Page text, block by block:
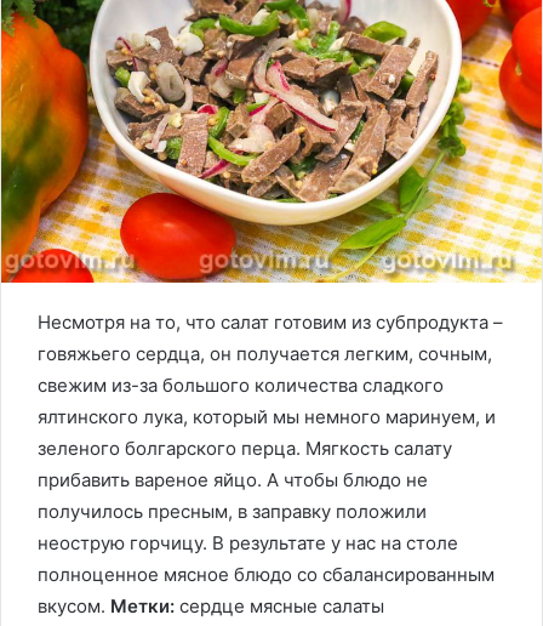
Несмотря на то, что салат готовим из субпродукта –
говяжьего сердца, он получается легким, сочным,
свежим из-за большого количества сладкого
ялтинского лука, который мы немного маринуем, и
зеленого болгарского перца. Мягкость салату
прибавить вареное яйцо. А чтобы блюдо не
получилось пресным, в заправку положили
неострую горчицу. В результате у нас на столе
полноценное мясное блюдо со сбалансированным
вкусом. Метки: сердце мясные салаты